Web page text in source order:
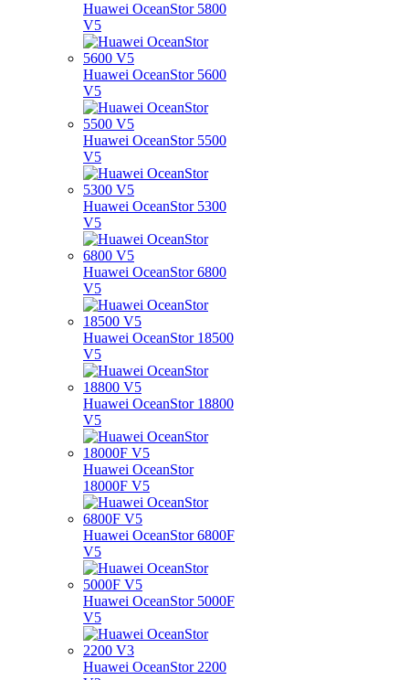
Huawei OceanStor 5800
V5
Huawei OceanStor 5600
V5
Huawei OceanStor 5500
V5
Huawei OceanStor 5300
V5
Huawei OceanStor 6800
V5
Huawei OceanStor 18500
V5
Huawei OceanStor 18800
V5
Huawei OceanStor
18000F V5
Huawei OceanStor 6800F
V5
Huawei OceanStor 5000F
V5
Huawei OceanStor 2200